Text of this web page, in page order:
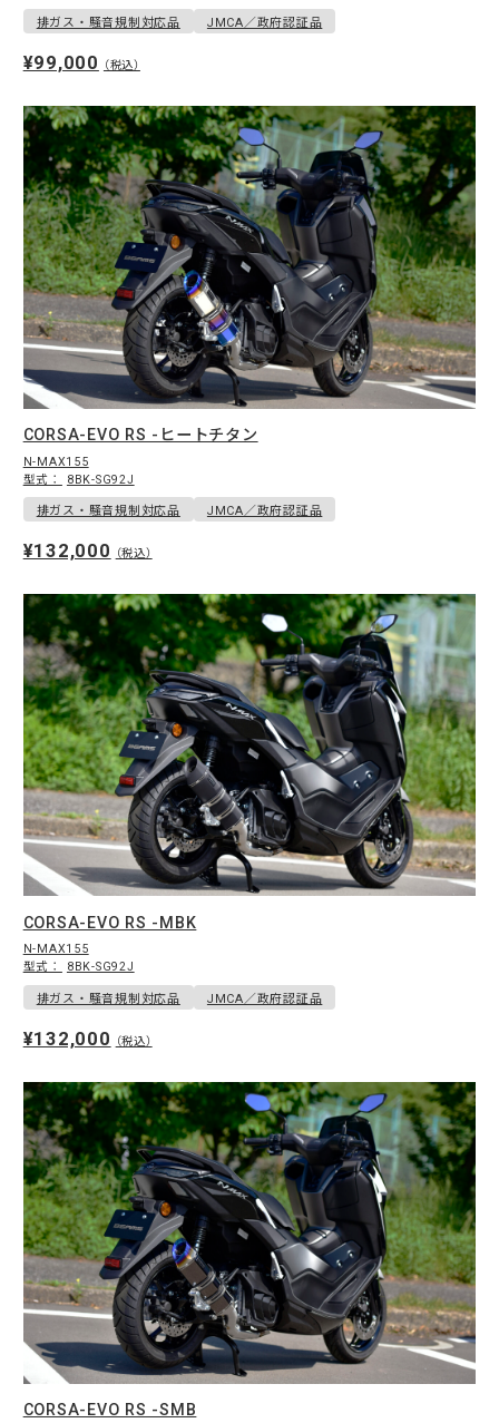
排ガス・騒音規制対応品 JMCA／政府認証品
¥99,000 （税込）
CORSA-EVO RS -ヒートチタン
N-MAX155
型式：
8BK-SG92J
排ガス・騒音規制対応品 JMCA／政府認証品
¥132,000 （税込）
CORSA-EVO RS -MBK
N-MAX155
型式：
8BK-SG92J
排ガス・騒音規制対応品 JMCA／政府認証品
¥132,000 （税込）
CORSA-EVO RS -SMB